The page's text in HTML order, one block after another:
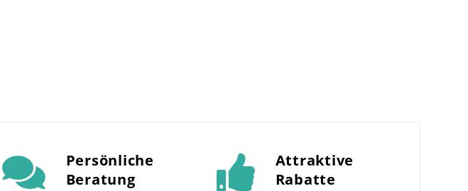
Persönliche
Beratung
Attraktive
Rabatte